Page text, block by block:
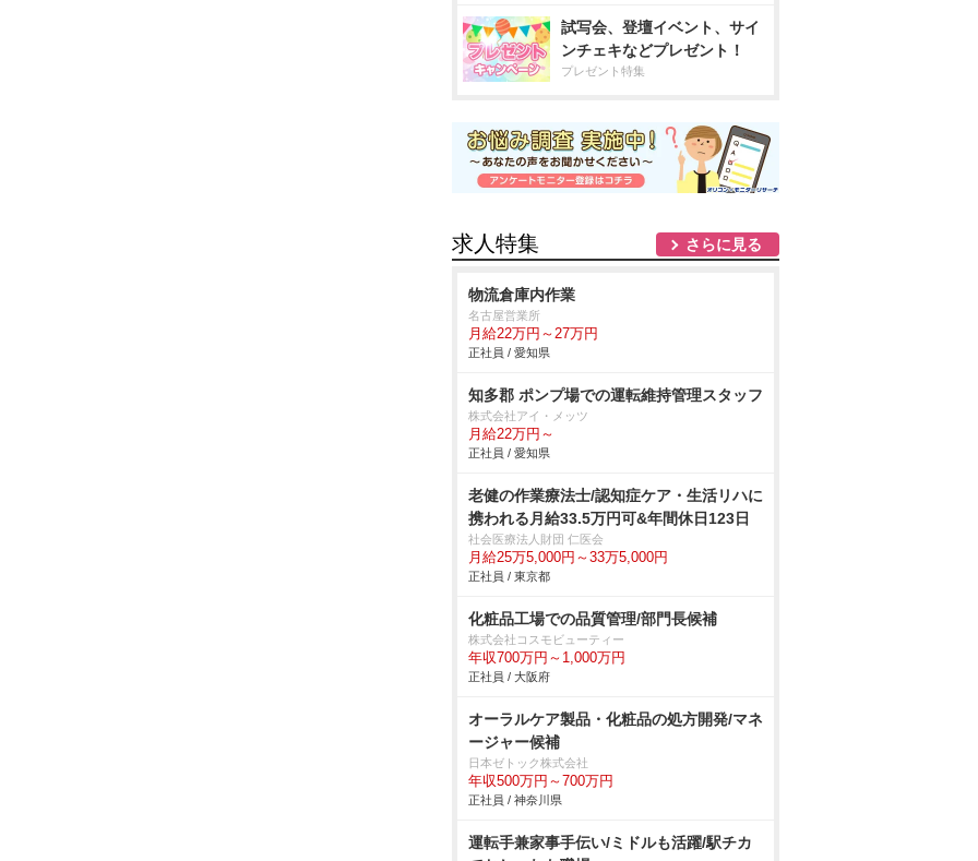
試写会、登壇イベント、サイ
ンチェキなどプレゼント！
プレゼント特集
求人特集 さらに見る
物流倉庫内作業
名古屋営業所
月給22万円～27万円
正社員 / 愛知県
知多郡 ポンプ場での運転維持管理スタッフ
株式会社アイ・メッツ
月給22万円～
正社員 / 愛知県
老健の作業療法士/認知症ケア・生活リハに
携われる月給33.5万円可&年間休日123日
社会医療法人財団 仁医会
月給25万5,000円～33万5,000円
正社員 / 東京都
化粧品工場での品質管理/部門長候補
株式会社コスモビューティー
年収700万円～1,000万円
正社員 / 大阪府
オーラルケア製品・化粧品の処方開発/マネ
ージャー候補
日本ゼトック株式会社
年収500万円～700万円
正社員 / 神奈川県
運転手兼家事手伝い/ミドルも活躍/駅チカ